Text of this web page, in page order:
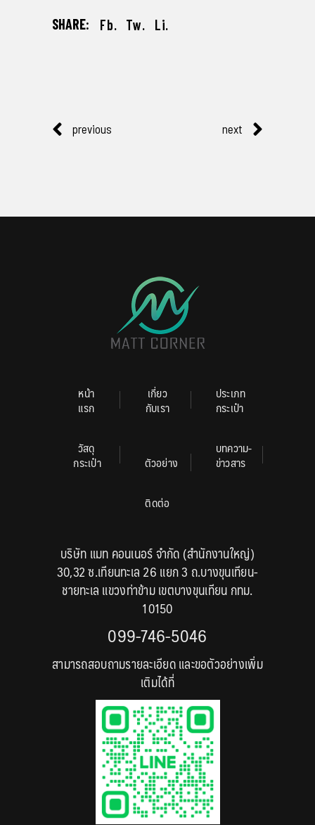
SHARE: Fb. Tw. Li.
previous next
หน้า
แรก
เกี่ยว
กับเรา
ประเภท
กระเป๋า
วัสดุ
กระเป๋า ตัวอย่าง
บทความ-
ข่าวสาร
ติดต่อ
บริษัท แมท คอนเนอร์ จำกัด (สำนักงานใหญ่)
30,32 ซ.เทียนทะเล 26 แยก 3 ถ.บางขุนเทียน-
ชายทะเล แขวงท่าข้าม เขตบางขุนเทียน กทม.
10150
099-746-5046
สามารถสอบถามรายละเอียด และขอตัวอย่างเพิ่ม
เติมได้ที่